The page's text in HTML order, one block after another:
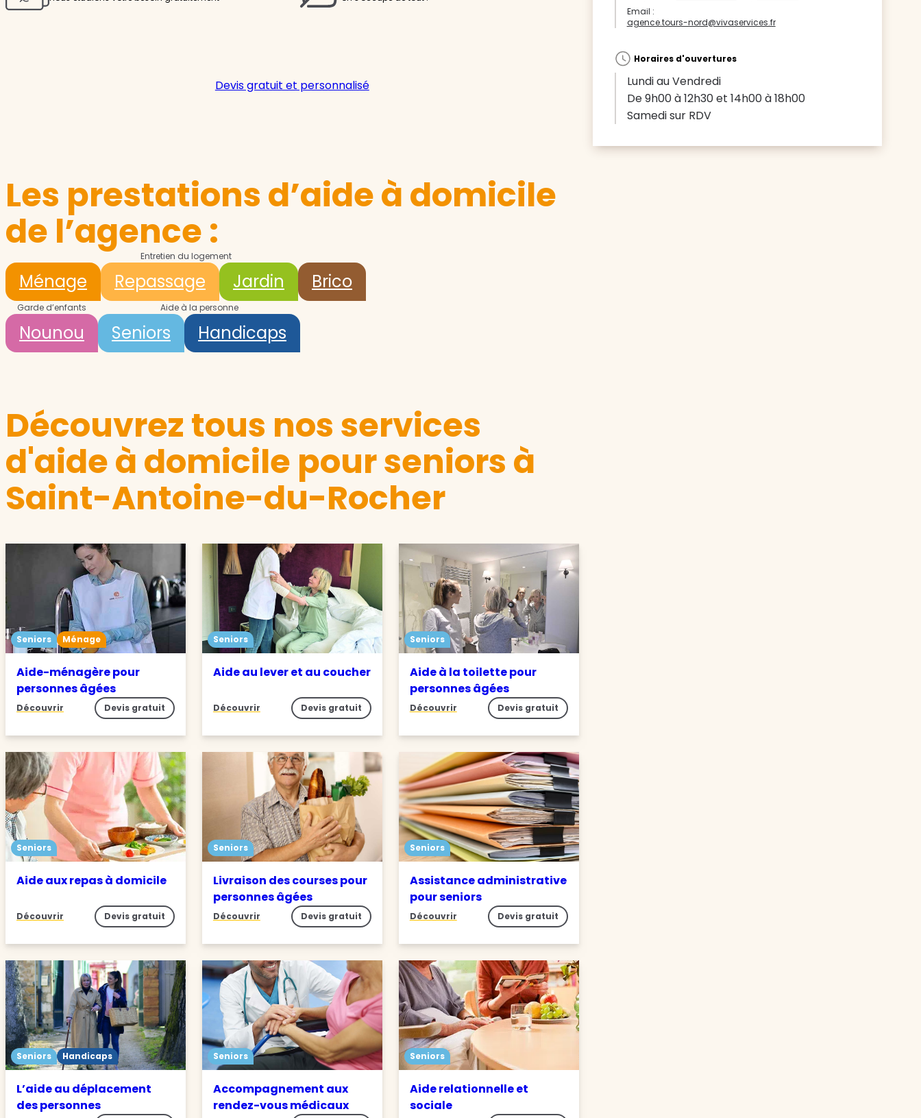
Devis gratuit et personnalisé
Les prestations d’aide à domicile
de l’agence :
Entretien du logement
Ménage Repassage Jardin Brico
Garde d’enfants
Nounou
Aide à la personne
Seniors Handicaps
Découvrez tous nos services
d'aide à domicile pour seniors à
Saint-Antoine-du-Rocher
Seniors Ménage
Aide-ménagère pour
personnes âgées
Découvrir Devis gratuit
Seniors
Aide au lever et au coucher
Découvrir Devis gratuit
Seniors
Aide à la toilette pour
personnes âgées
Découvrir Devis gratuit
Seniors
Aide aux repas à domicile
Découvrir Devis gratuit
Seniors
Livraison des courses pour
personnes âgées
Découvrir Devis gratuit
Seniors
Assistance administrative
pour seniors
Découvrir Devis gratuit
Seniors Handicaps
L’aide au déplacement
des personnes
Seniors
Accompagnement aux
rendez-vous médicaux
Seniors
Aide relationnelle et
sociale
Email :
agence.tours-nord@vivaservices.fr
Horaires d'ouvertures
Lundi au Vendredi
De 9h00 à 12h30 et 14h00 à 18h00
Samedi sur RDV